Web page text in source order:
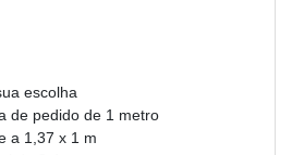
escolha
de pedido de 1 metro
a 1,37 x 1 m